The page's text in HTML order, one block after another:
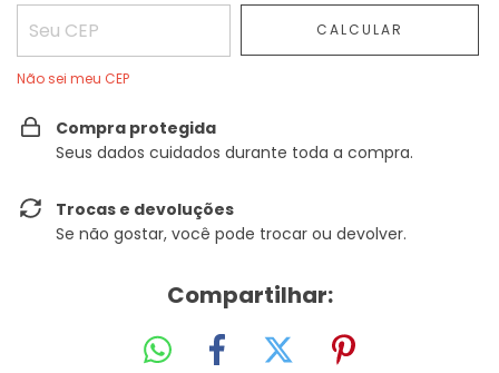
CALCULAR
Não sei meu CEP
Compra protegida
Seus dados cuidados durante toda a compra.
Trocas e devoluções
Se não gostar, você pode trocar ou devolver.
Compartilhar: